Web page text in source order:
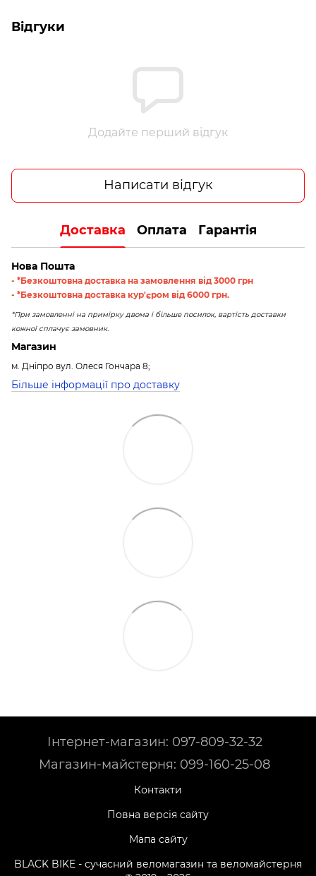
Відгуки
Додайте перший відгук
Написати відгук
Доставка Оплата Гарантія
Нова Пошта
- *Безкоштовна доставка на замовлення від 3000 грн
- *Безкоштовна доставка кур'єром від 6000 грн.
*При замовленні на примірку двома і більше посилок, вартість доставки
кожної сплачує замовник.
Магазин
м. Дніпро вул. Олеся Гончара 8;
Більше інформації про доставку
Інтернет-магазин: 097-809-32-32
Магазин-майстерня: 099-160-25-08
Контакти
Повна версія сайту
Мапа сайту
BLACK BIKE - сучасний веломагазин та веломайстерня